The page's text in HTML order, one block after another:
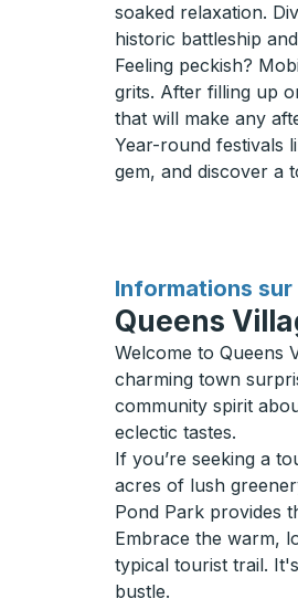
soaked relaxation.
historic battleship
Feeling peckish?
grits. After filling up
that will make any
Year-round festivals
gem, and discover a
Informations sur
pour
Queens
Welcome to Queens
charming town
community spirit
eclectic tastes.
If you’re seeking a
acres of lush
Pond Park provides
Embrace the warm,
typical tourist trail.
bustle.